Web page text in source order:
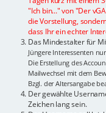
"Ich bin..." von "Der
die Vorstellung,
dass Ihr ein echter
Das Mindestalter für
Jüngere Interessenten
Die Erstellung des
Mailwechsel mit dem
Bzgl. der Altersangabe
Der gewählte
Zeichen lang sein.